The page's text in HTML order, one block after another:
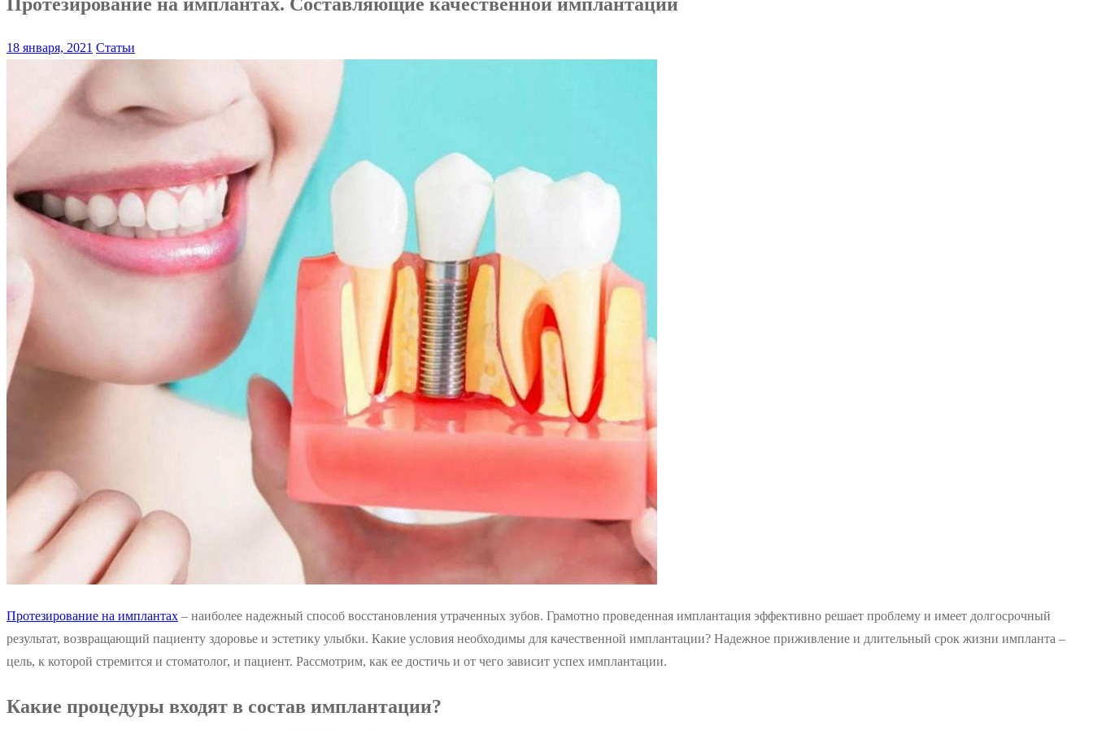
18 января, 2021 Статьи
Протезирование на имплантах – наиболее надежный способ восстановления утраченных зубов. Грамотно проведенная имплантация эффективно решает проблему и имеет долгосрочный
результат, возвращающий пациенту здоровье и эстетику улыбки. Какие условия необходимы для качественной имплантации? Надежное приживление и длительный срок жизни импланта –
цель, к которой стремится и стоматолог, и пациент. Рассмотрим, как ее достичь и от чего зависит успех имплантации.
Какие процедуры входят в состав имплантации?